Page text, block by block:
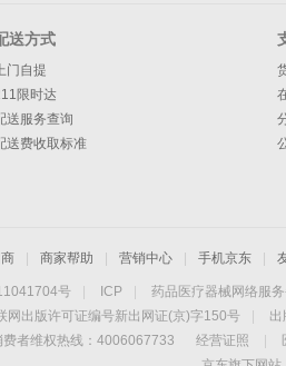
送方式
门自提
限时达
送服务查询
送费收取标准
商家帮助 营销中心 手机京东
号 ICP 药品医疗器械网络服
网出版许可证编号新出网证(京)字150号
出
费者维权热线：4006067733 经营证照